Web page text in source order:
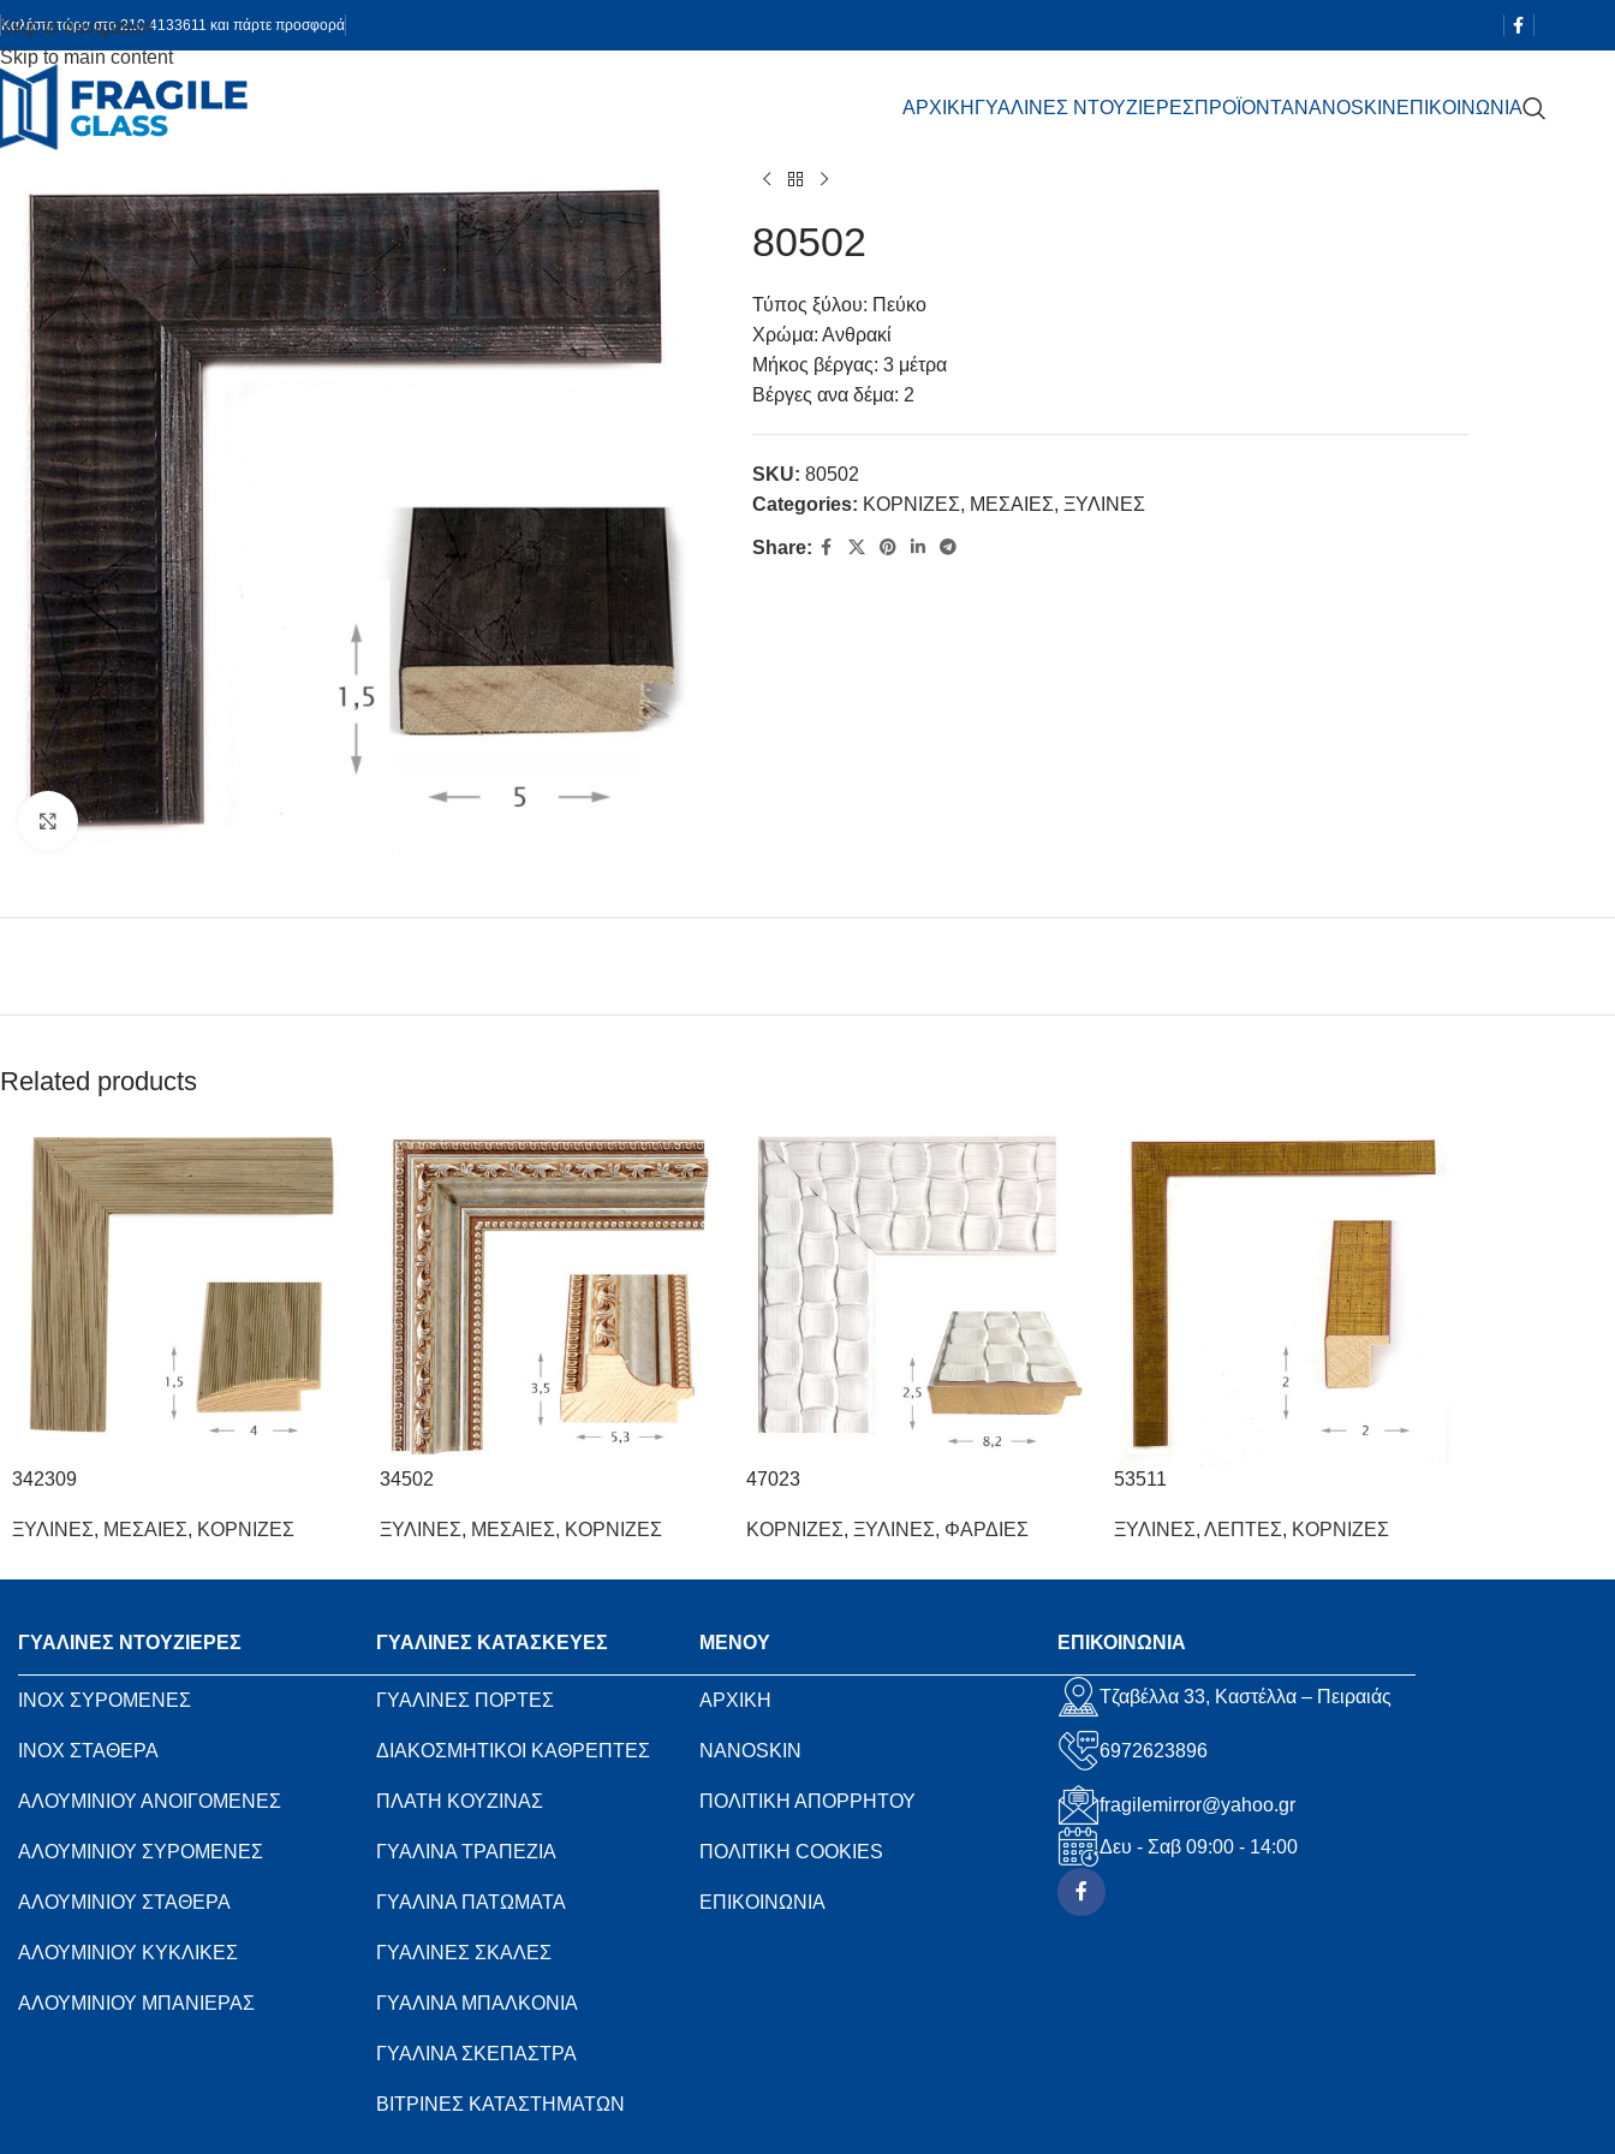
Skip to navigation
Skip to main content
Καλέστε τώρα στο 210 4133611 και πάρτε προσφορά
ΑΡΧΙΚΗ ΓΥΑΛΙΝΕΣ ΝΤΟΥΖΙΕΡΕΣΠΡΟΪΟΝΤΑNANOSKIN ΕΠΙΚΟΙΝΩΝΙΑ
Click to enlarge
80502
Τύπος ξύλου: Πεύκο
Χρώμα: Ανθρακί
Μήκος βέργας: 3 μέτρα
Βέργες ανα δέμα: 2
SKU: 80502
Categories: ΚΟΡΝΙΖΕΣ, ΜΕΣΑΙΕΣ, ΞΥΛΙΝΕΣ
Share:
Related products
342309
ΞΥΛΙΝΕΣ, ΜΕΣΑΙΕΣ, ΚΟΡΝΙΖΕΣ
34502
ΞΥΛΙΝΕΣ, ΜΕΣΑΙΕΣ, ΚΟΡΝΙΖΕΣ
47023
ΚΟΡΝΙΖΕΣ, ΞΥΛΙΝΕΣ, ΦΑΡΔΙΕΣ
53511
ΞΥΛΙΝΕΣ, ΛΕΠΤΕΣ, ΚΟΡΝΙΖΕΣ
ΓΥΑΛΙΝΕΣ ΝΤΟΥΖΙΕΡΕΣ
INOX ΣΥΡΟΜΕΝΕΣ
INOX ΣΤΑΘΕΡΑ
ΑΛΟΥΜΙΝΙΟΥ ΑΝΟΙΓΟΜΕΝΕΣ
ΑΛΟΥΜΙΝΙΟΥ ΣΥΡΟΜΕΝΕΣ
ΑΛΟΥΜΙΝΙΟΥ ΣΤΑΘΕΡΑ
ΑΛΟΥΜΙΝΙΟΥ ΚΥΚΛΙΚΕΣ
ΑΛΟΥΜΙΝΙΟΥ ΜΠΑΝΙΕΡΑΣ
ΓΥΑΛΙΝΕΣ ΚΑΤΑΣΚΕΥΕΣ
ΓΥΑΛΙΝΕΣ ΠΟΡΤΕΣ
ΔΙΑΚΟΣΜΗΤΙΚΟΙ ΚΑΘΡΕΠΤΕΣ
ΠΛΑΤΗ ΚΟΥΖΙΝΑΣ
ΓΥΑΛΙΝΑ ΤΡΑΠΕΖΙΑ
ΓΥΑΛΙΝΑ ΠΑΤΩΜΑΤΑ
ΓΥΑΛΙΝΕΣ ΣΚΑΛΕΣ
ΓΥΑΛΙΝΑ ΜΠΑΛΚΟΝΙΑ
ΓΥΑΛΙΝΑ ΣΚΕΠΑΣΤΡΑ
ΒΙΤΡΙΝΕΣ ΚΑΤΑΣΤΗΜΑΤΩΝ
MENOY
ΑΡΧΙΚΗ
NANOSKIN
ΠΟΛΙΤΙΚΗ ΑΠΟΡΡΗΤΟΥ
ΠΟΛΙΤΙΚΗ COOKIES
ΕΠΙΚΟΙΝΩΝΙΑ
ΕΠΙΚΟΙΝΩΝΙΑ
Τζαβέλλα 33, Καστέλλα – Πειραιάς
6972623896
fragilemirror@yahoo.gr
Δευ - Σαβ 09:00 - 14:00